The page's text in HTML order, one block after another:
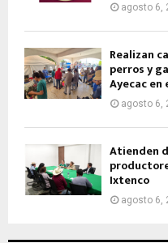
agosto 6,
Realizan
perros y
Ayecac
agosto 6,
Atienden
Ixtenco
agosto 6,